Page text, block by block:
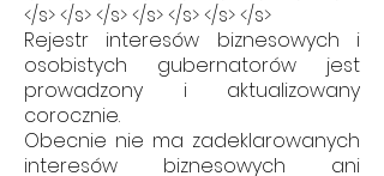
</s> </s> </s> </s> </s> </s> </s>
Rejestr interesów biznesowych i
osobistych gubernatorów jest
prowadzony i aktualizowany
corocznie.
Obecnie nie ma zadeklarowanych
interesów biznesowych ani